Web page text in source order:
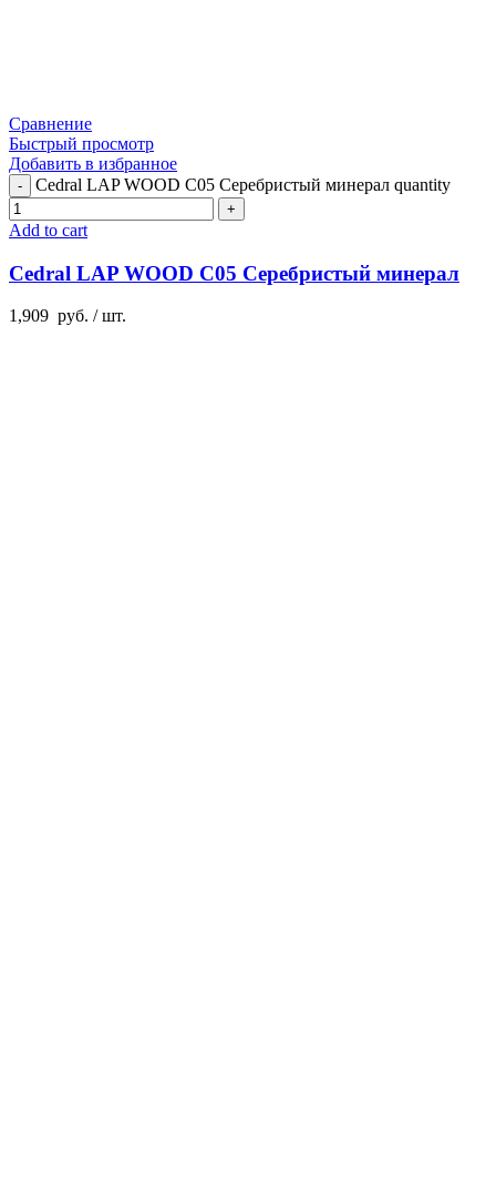
Сравнение
Быстрый просмотр
Добавить в избранное
Cedral LAP WOOD C05 Серебристый минерал quantity
Add to cart
Cedral LAP WOOD C05 Серебристый минерал
1,909 руб. / шт.